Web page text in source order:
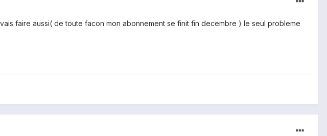
faire aussi( de toute facon mon abonnement se finit fin decembre ) le seul probleme